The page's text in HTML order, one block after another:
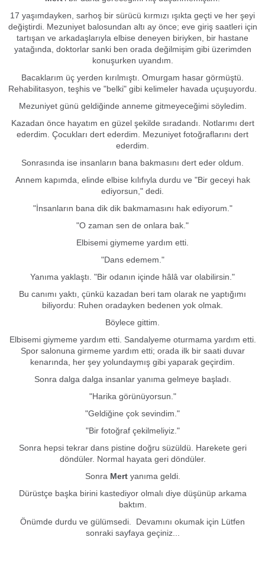
17 yaşımdayken, sarhoş bir sürücü kırmızı ışıkta geçti ve her şeyi
değiştirdi. Mezuniyet balosundan altı ay önce; eve giriş saatleri için
tartışan ve arkadaşlarıyla elbise deneyen biriyken, bir hastane
yatağında, doktorlar sanki ben orada değilmişim gibi üzerimden
konuşurken uyandım.
Bacaklarım üç yerden kırılmıştı. Omurgam hasar görmüştü.
Rehabilitasyon, teşhis ve "belki" gibi kelimeler havada uçuşuyordu.
Mezuniyet günü geldiğinde anneme gitmeyeceğimi söyledim.
Kazadan önce hayatım en güzel şekilde sıradandı. Notlarımı dert
ederdim. Çocukları dert ederdim. Mezuniyet fotoğraflarını dert
ederdim.
Sonrasında ise insanların bana bakmasını dert eder oldum.
Annem kapımda, elinde elbise kılıfıyla durdu ve "Bir geceyi hak
ediyorsun," dedi.
"İnsanların bana dik dik bakmamasını hak ediyorum."
"O zaman sen de onlara bak."
Elbisemi giymeme yardım etti.
"Dans edemem."
Yanıma yaklaştı. "Bir odanın içinde hâlâ var olabilirsin."
Bu canımı yaktı, çünkü kazadan beri tam olarak ne yaptığımı
biliyordu: Ruhen oradayken bedenen yok olmak.
Böylece gittim.
Elbisemi giymeme yardım etti. Sandalyeme oturmama yardım etti.
Spor salonuna girmeme yardım etti; orada ilk bir saati duvar
kenarında, her şey yolundaymış gibi yaparak geçirdim.
Sonra dalga dalga insanlar yanıma gelmeye başladı.
"Harika görünüyorsun."
"Geldiğine çok sevindim."
"Bir fotoğraf çekilmeliyiz."
Sonra hepsi tekrar dans pistine doğru süzüldü. Harekete geri
döndüler. Normal hayata geri döndüler.
Sonra Mertyanıma geldi.
Dürüstçe başka birini kastediyor olmalı diye düşünüp arkama
baktım.
Önümde durdu ve gülümsedi. Devamını okumak için Lütfen
sonraki sayfaya geçiniz...